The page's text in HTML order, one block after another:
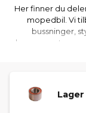
Her finner du
mopedbil. Vi
bussninger,
komponenter som
CH26, Sporteevo
Lager